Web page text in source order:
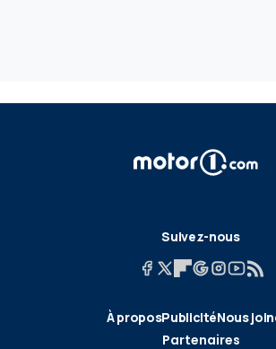
Suivez-nous
À proposPublicitéNous
Partenaires